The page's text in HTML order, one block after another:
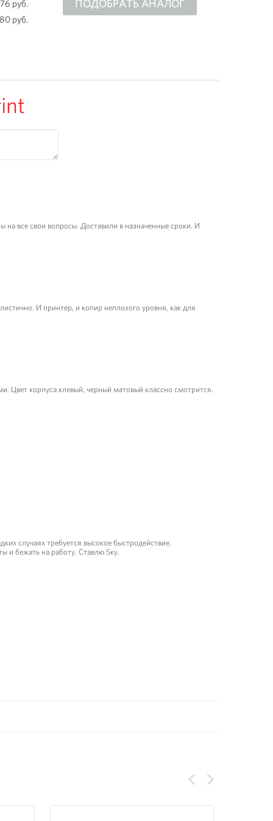
руб.
руб.
ПОДОБРАТЬ АНАЛОГ
все свои вопросы. Доставили в назначенные сроки. И
И принтер, и копир неплохого уровня, как для
Цвет корпуса клевый, черный матовый классно смотрится.
случаях требуется высокое быстродействие.
и бежать на работу. Ставлю 5ку.